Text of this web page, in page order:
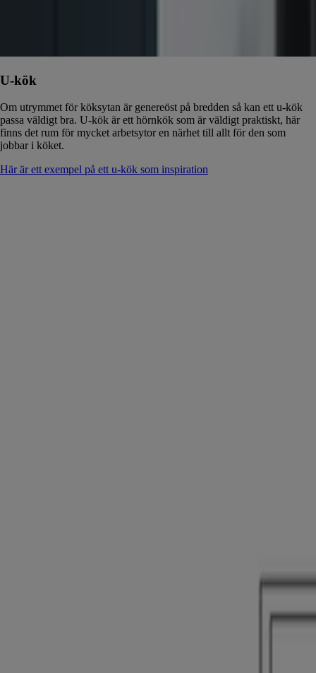
U-kök
Om utrymmet för köksytan är genereöst på bredden så kan ett u-kök
passa väldigt bra. U-kök är ett hörnkök som är väldigt praktiskt, här
finns det rum för mycket arbetsytor en närhet till allt för den som
jobbar i köket.
Här är ett exempel på ett u-kök som inspiration